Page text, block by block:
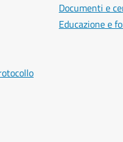
Documenti e
Educazione e